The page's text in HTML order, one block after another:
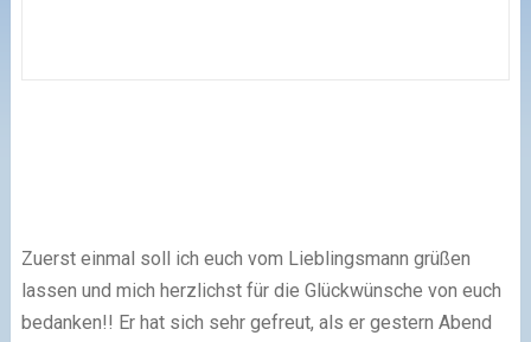
Zuerst einmal soll ich euch vom Lieblingsmann grüßen
lassen und mich herzlichst für die Glückwünsche von euch
bedanken!! Er hat sich sehr gefreut, als er gestern Abend